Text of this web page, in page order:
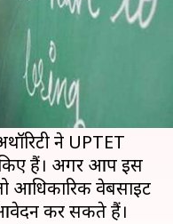
का सपना देखते हैं,
टीचर एलिजिबिलिटी
ने UPTET
हैं। अगर आप इस
आधिकारिक वेबसाइट
कर सकते हैं।